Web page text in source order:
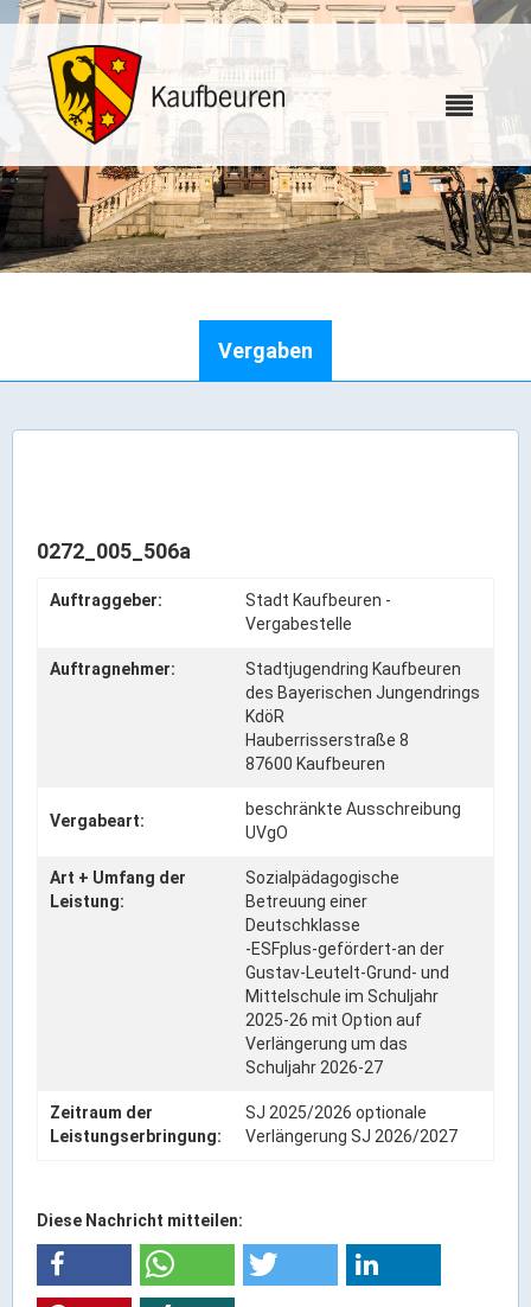
Webcams
Öffnungszeiten / Terminvereinbarung
Wetter & Unwetter
Internet Portale
Kaufbeuren Maps
Stadtrat & Verwaltung
Oberbürgermeister
Bürgermeister / Bürgermeisterin
Stadtrat & Sitzungen
Beauftragte des Stadtrats
Abteilungen & Sachgebiete
Ortsrecht & Bekanntmachungen
Bauleitplanung & Stadtentwicklung
Stellenangebote
Stadt & Freizeit
Vergaben
0272_005_506a
Auftraggeber:
Stadt Kaufbeuren -
Vergabestelle
Auftragnehmer:
Stadtjugendring Kaufbeuren
des Bayerischen Jungendrings
KdöR
Hauberrisserstraße 8
87600 Kaufbeuren
Vergabeart:
beschränkte Ausschreibung
UVgO
Art + Umfang der
Leistung:
Sozialpädagogische
Betreuung einer
Deutschklasse
-ESFplus-gefördert-an der
Gustav-Leutelt-Grund- und
Mittelschule im Schuljahr
2025-26 mit Option auf
Verlängerung um das
Schuljahr 2026-27
Zeitraum der
Leistungserbringung:
SJ 2025/2026 optionale
Verlängerung SJ 2026/2027
Diese Nachricht mitteilen: